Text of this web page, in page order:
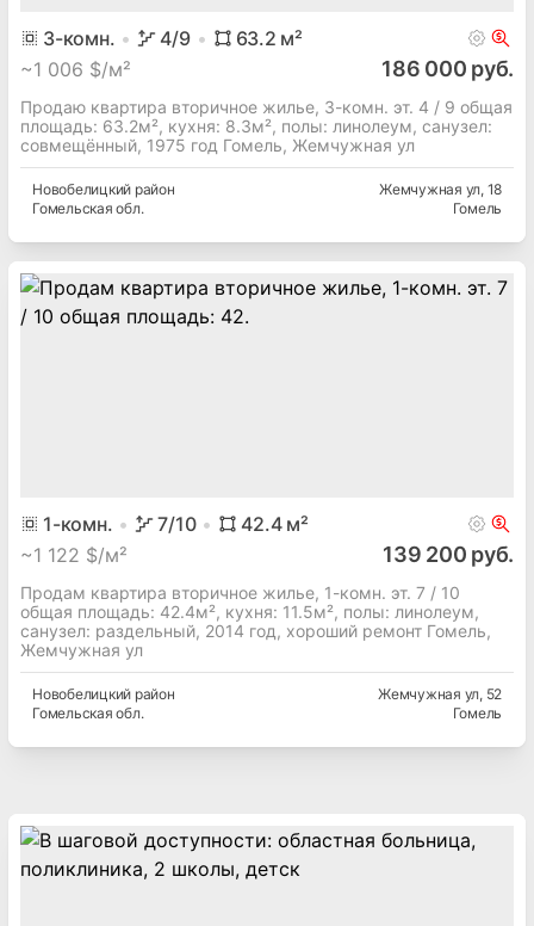
3-комн. 4/9 63.2 м²
~1 006 $/м² 186 000 руб.
Продаю квартира вторичное жилье, 3-комн. эт. 4 / 9 общая
площадь: 63.2м², кухня: 8.3м², полы: линолеум, cанузел:
совмещённый, 1975 год Гомель, Жемчужная ул
Новобелицкий район
Гомельская обл.
Жемчужная ул, 18
Гомель
1-комн. 7/10 42.4м²
~1 122 $/м² 139 200 руб.
Продам квартира вторичное жилье, 1-комн. эт. 7 / 10
общая площадь: 42.4м², кухня: 11.5м², полы: линолеум,
cанузел: раздельный, 2014 год, хороший ремонт Гомель,
Жемчужная ул
Новобелицкий район
Гомельская обл.
Жемчужная ул, 52
Гомель